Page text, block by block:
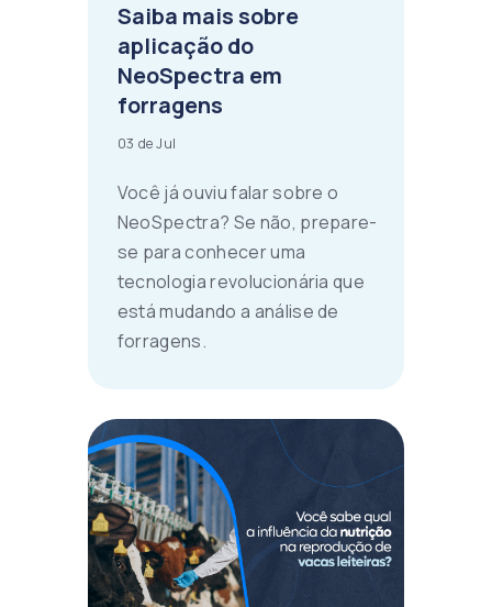
Saiba mais sobre
aplicação do
NeoSpectra em
forragens
03 de Jul
Você já ouviu falar sobre o
NeoSpectra? Se não, prepare-
se para conhecer uma
tecnologia revolucionária que
está mudando a análise de
forragens.